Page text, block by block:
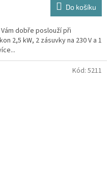
Do košíku
dobře poslouží při
2,5 kW, 2 zásuvky na 230 V a 1
Kód: 5211